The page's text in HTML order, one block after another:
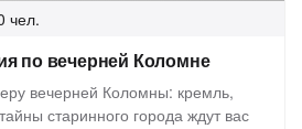
чел.
по вечерней Коломне
вечерней Коломны: кремль,
старинного города ждут вас